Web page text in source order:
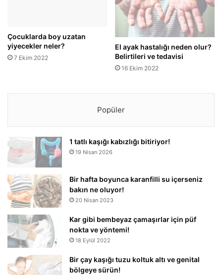
Çocuklarda boy uzatan
yiyecekler neler?
7 Ekim 2022
El ayak hastalığı neden olur?
Belirtileri ve tedavisi
16 Ekim 2022
Popüler
1 tatlı kaşığı kabızlığı bitiriyor!
19 Nisan 2026
Bir hafta boyunca karanfilli su içerseniz
bakın ne oluyor!
20 Nisan 2023
Kar gibi bembeyaz çamaşırlar için püf
nokta ve yöntemi!
18 Eylül 2022
Bir çay kaşığı tuzu koltuk altı ve genital
bölgeye sürün!